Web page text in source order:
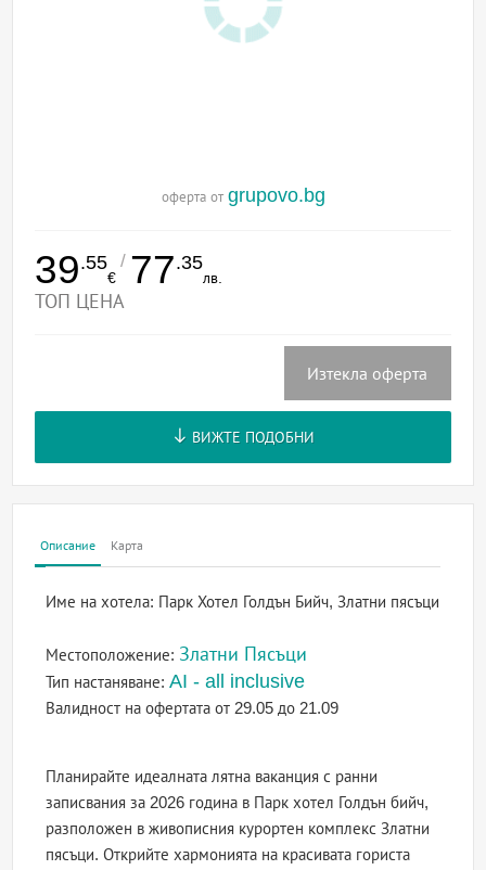
оферта от grupovo.bg
39.55
€
/ 77.35
лв.
ТОП ЦЕНА
Изтекла оферта
ВИЖТЕ ПОДОБНИ
Описание Карта
Име на хотела: Парк Хотел Голдън Бийч, Златни пясъци
Местоположение: Златни Пясъци
Тип настаняване:AI - all inclusive
Валидност на офертатаот 29.05 до 21.09
Планирайте идеалната лятна ваканция с ранни
записвания за 2026 година в Парк хотел Голдън бийч,
разположен в живописния курортен комплекс Златни
пясъци. Открийте хармонията на красивата гориста